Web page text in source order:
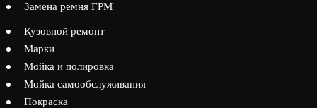
Замена ремня ГРМ
Кузовной ремонт
Марки
Мойка и полировка
Мойка самообслуживания
Покраска